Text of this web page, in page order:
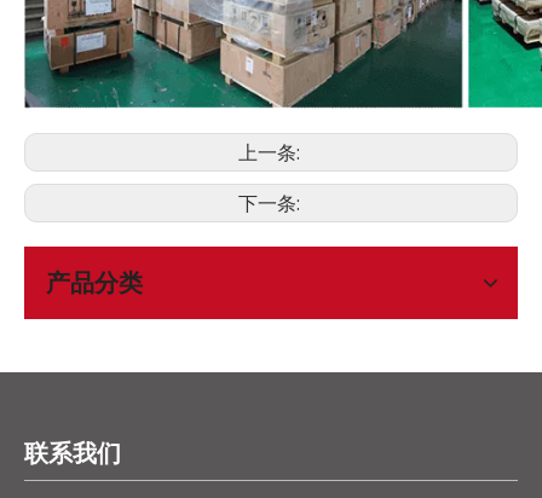
上一条:
下一条:
产品分类
联系我们